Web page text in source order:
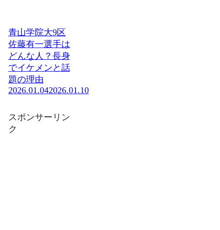
青山学院大9区
佐藤有一選手は
どんな人？長身
でイケメンと話
題の理由
2026.01.042026.01.10
スポンサーリン
ク